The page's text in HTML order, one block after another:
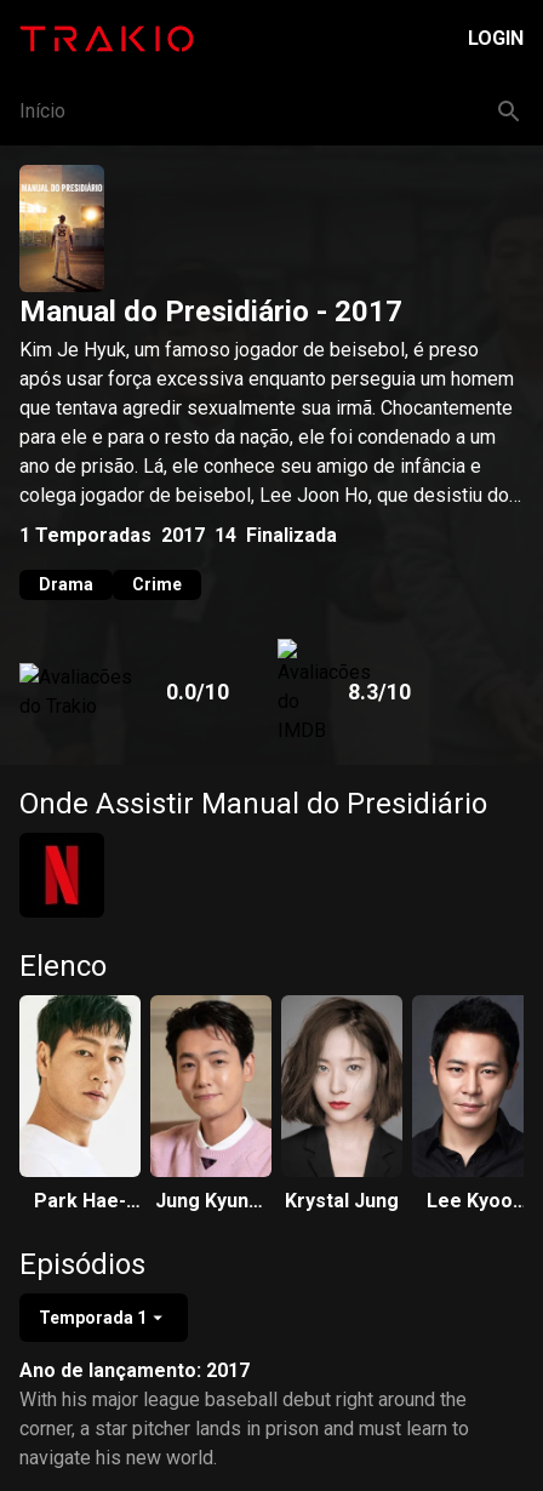
LOGIN
Início
Manual do Presidiário - 2017
Kim Je Hyuk, um famoso jogador de beisebol, é preso
após usar força excessiva enquanto perseguia um homem
que tentava agredir sexualmente sua irmã. Chocantemente
para ele e para o resto da nação, ele foi condenado a um
ano de prisão. Lá, ele conhece seu amigo de infância e
colega jogador de beisebol, Lee Joon Ho, que desistiu do
beisebol após um acidente de carro, mas agora é um
guarda prisional e um dos maiores fãs de Je Hyuk. O drama
gira em torno do tempo de Je Hyuk na prisão, bem como
1 Temporadas 2017 14 Finalizada
Drama Crime
0.0/10 8.3/10
Onde Assistir Manual do Presidiário
Elenco
Park Hae-
Jung Kyung-
Krystal Jung
Lee Kyoo-
Episódios
Temporada 1
Ano de lançamento: 2017
With his major league baseball debut right around the
corner, a star pitcher lands in prison and must learn to
navigate his new world.